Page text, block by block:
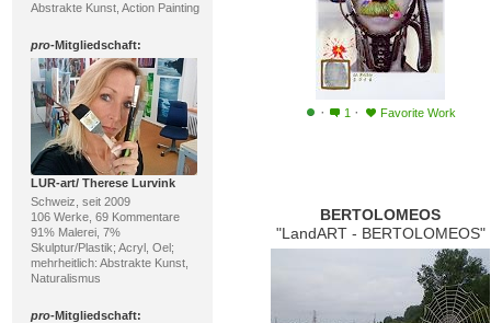
Abstrakte Kunst, Action Painting
pro-Mitgliedschaft:
LUR-art/ Therese Lurvink
Schweiz, seit 2009
106 Werke, 69 Kommentare
91% Malerei, 7%
Skulptur/Plastik; Acryl, Oel;
mehrheitlich: Abstrakte Kunst,
Naturalismus
pro-Mitgliedschaft:
· 1 · Favorite Work
BERTOLOMEOS
"LandART - BERTOLOMEOS"